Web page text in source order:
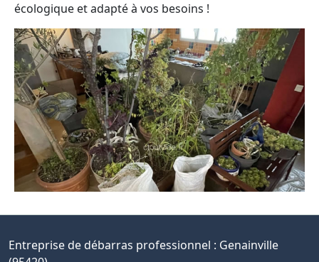
écologique et adapté à vos besoins !
Entreprise de débarras professionnel : Genainville